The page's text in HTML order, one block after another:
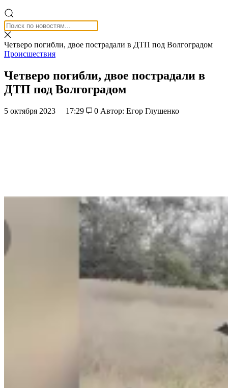
Четверо погибли, двое пострадали в ДТП под Волгоградом
Происшествия
Четверо погибли, двое пострадали в
ДТП под Волгоградом
5 октября 2023 17:29 0 Автор: Егор Глушенко